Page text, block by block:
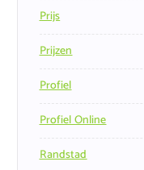
Prijs
Prijzen
Profiel
Profiel Online
Randstad